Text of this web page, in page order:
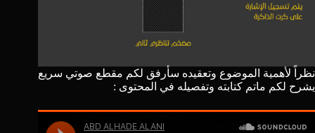
نظراً لأهمية الموضوع وتعقيده سأرفق لكم مقطع صوتي سريع
يشرح لكم ماتم كتابته وتفصيله في المحتوى :